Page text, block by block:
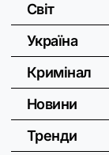
Світ
Україна
Кримінал
Новини
Тренди